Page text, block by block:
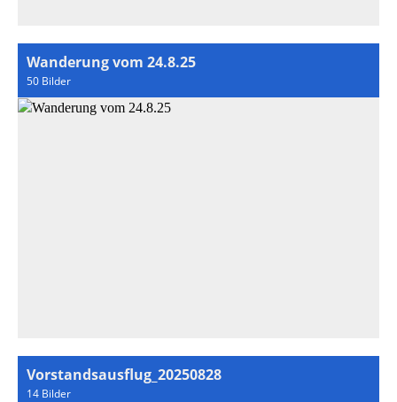
Wanderung vom 24.8.25
50 Bilder
Vorstandsausflug_20250828
14 Bilder